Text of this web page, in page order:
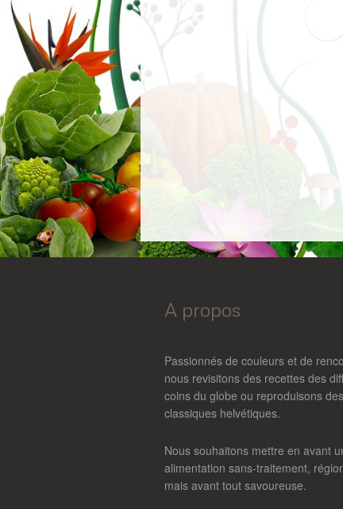
A propos
Passionnés de couleurs et de
nous revisitons des recettes des
coins du globe ou reproduisons des
classiques helvétiques.
Nous souhaitons mettre en avant
alimentation sans-traitement,
mais avant tout savoureuse.